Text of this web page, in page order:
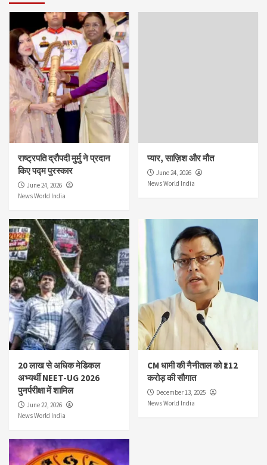
राष्ट्रपति द्रौपदी मुर्मु ने प्रदान
किए पद्म पुरस्कार
June 24, 2026
News World India
प्यार, साज़िश और मौत
June 24, 2026
News World India
20 लाख से अधिक मेडिकल
अभ्यर्थी NEET-UG 2026
पुनर्परीक्षा में शामिल
June 22, 2026
News World India
CM धामी की नैनीताल को ₹112
करोड़ की सौगात
December 13, 2025
News World India